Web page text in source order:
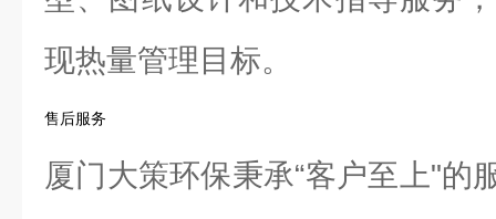
现热量管理目标。
售后服务
厦门大策环保秉承“客户至上"的